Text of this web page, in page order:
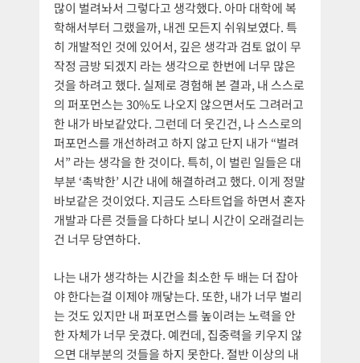
많이 벌려놔서 그렇다고 생각했다. 아마 대학에 복
학해서부터 그랬을까, 내겐 모든지 쉬워보였다. 특
히 개발적인 것에 있어서, 깊은 생각과 검토 없이 무
작정 금방 되겠지 라는 생각으로 한번에 너무 많은
것을 하려고 했다. 실제로 경험해 본 결과, 내 스스로
의 퍼포먼스는 30%도 나오지 않으면서도 그려러고
한 내가 바보같았다. 그런데 더 웃긴건, 나 스스로의
퍼포먼스를 개선하려고 하지 않고 단지 내가 “벌려
서” 라는 생각을 한 것이다. 특히, 이 벌린 일들은 대
부분 ‘촉박한’ 시간 내에 해결하려고 했다. 이게 정말
바보같은 것이었다. 지금도 스타트업을 하면서 혼자
개발과 다른 것들을 다하다 보니 시간이 오래걸리는
건 너무 당연하다.
나는 내가 생각하는 시간을 최소한 두 배는 더 잡아
야 한다는걸 이제야 깨닿는다. 또한, 내가 너무 벌리
는 것도 있지만 내 퍼포먼스를 높이려는 노력을 안
한 자체가 너무 웃겼다. 예컨데, 집중력을 키우지 않
으면 대부분의 것들을 하지 못한다. 절반 이상의 내